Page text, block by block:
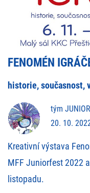
FENOMÉN
historie, současnost,
tým
20. 10.
Kreativní výstava
MFF Juniorfest 2022
listopadu.